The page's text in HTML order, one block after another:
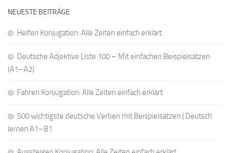
NEUESTE BEITRÄGE
Helfen Konjugation: Alle Zeiten einfach erklärt
Deutsche Adjektive Liste 100 – Mit einfachen Beispielsätzen
(A1–A2)
Fahren Konjugation: Alle Zeiten einfach erklärt
500 wichtigste deutsche Verben mit Beispielsätzen | Deutsch
lernen A1–B1